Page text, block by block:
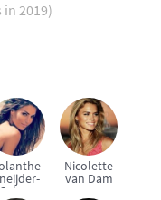
in 2019)
Cabau
Nicolette
van Dam